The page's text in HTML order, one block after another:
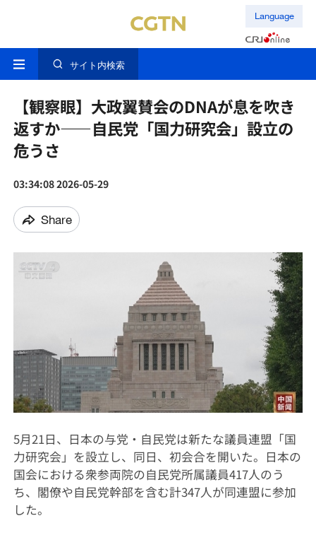
Language
サイト内検索
【観察眼】大政翼賛会のDNAが息を吹き
返すか——自民党「国力研究会」設立の
危うさ
03:34:08 2026-05-29
Share
5月21日、日本の与党・自民党は新たな議員連盟「国
力研究会」を設立し、同日、初会合を開いた。日本の
国会における衆参両院の自民党所属議員417人のう
ち、閣僚や自民党幹部を含む計347人が同連盟に参加
した。